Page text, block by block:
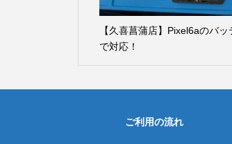
【久喜菖蒲店】Pixel6aのバ
で対応！
ご利用の流れ